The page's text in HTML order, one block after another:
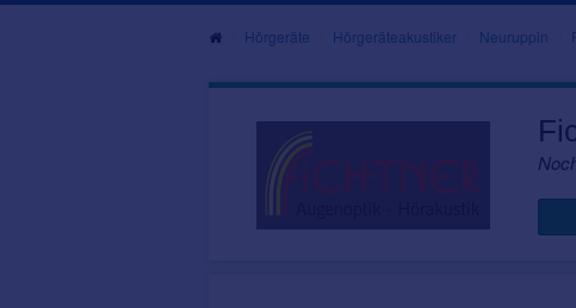
Hörgeräte Hörgeräteakustiker Neuruppin